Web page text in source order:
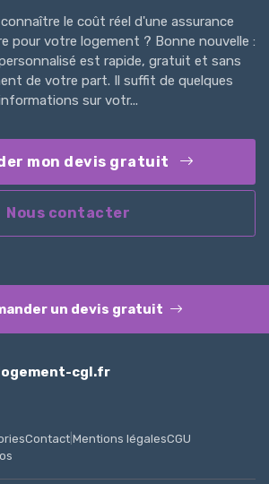
le coût réel d'une assurance
pour votre logement ? Bonne nouvelle :
est rapide, gratuit et sans
de votre part. Il suffit de quelques
sur votr...
mon devis gratuit
Nous contacter
un devis gratuit
cgl.fr
Contact Mentions légalesCGU